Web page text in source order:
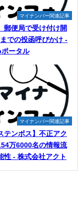
マイナンバー関連記事
郵便局で受け付け開
での投函呼びかけ -
ータル
マイナンバー関連記事
テンボス】不正アク
万6000名の情報流
性 - 株式会社アクト